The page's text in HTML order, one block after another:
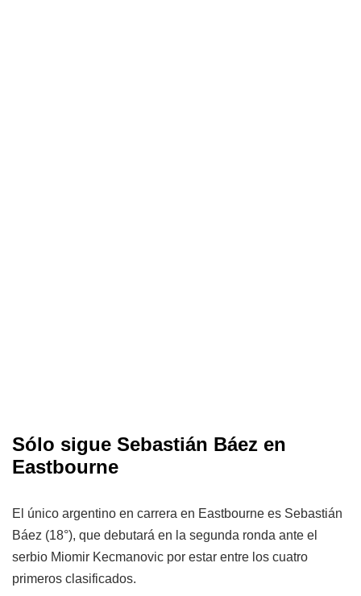
Sólo sigue Sebastián Báez en
Eastbourne
El único argentino en carrera en Eastbourne es Sebastián
Báez (18°), que debutará en la segunda ronda ante el
serbio Miomir Kecmanovic por estar entre los cuatro
primeros clasificados.